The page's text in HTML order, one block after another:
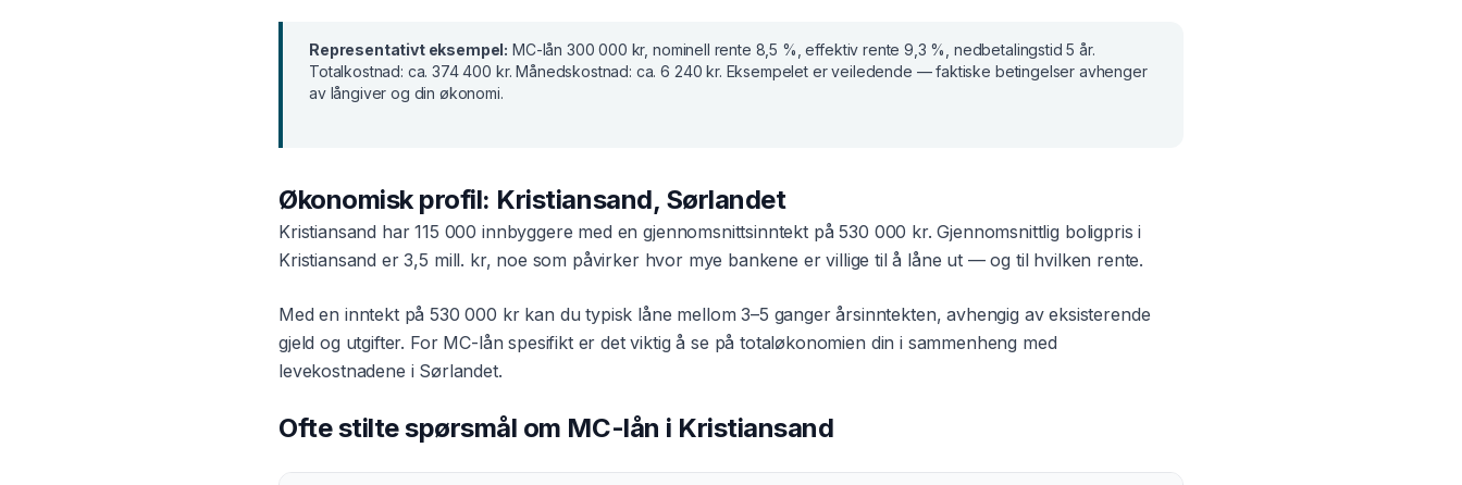
Representativt eksempel: MC-lån 300 000 kr, nominell rente 8,5 % , effektiv rente9,3 % , nedbetalingstid5 år.
Totalkostnad: ca. 374 400 kr. Månedskostnad: ca. 6 240 kr. Eksempelet er veiledende — faktiske betingelser avhenger
av långiver og din økonomi.
Økonomisk profil: Kristiansand, Sørlandet
Kristiansand har115 000 innbyggere med en gjennomsnittsinntekt på530 000 kr. Gjennomsnittlig boligpris i
Kristiansand er3,5 mill. kr, noe som påvirker hvor mye bankene er villige til å låne ut — og til hvilken rente.
Med en inntekt på530 000 krkan du typisk låne mellom 3–5 ganger årsinntekten, avhengig av eksisterende
gjeld og utgifter. For MC-lån spesifikt er det viktig å se på totaløkonomien din i sammenheng med
levekostnadene i Sørlandet.
Ofte stilte spørsmål om MC-lån i Kristiansand